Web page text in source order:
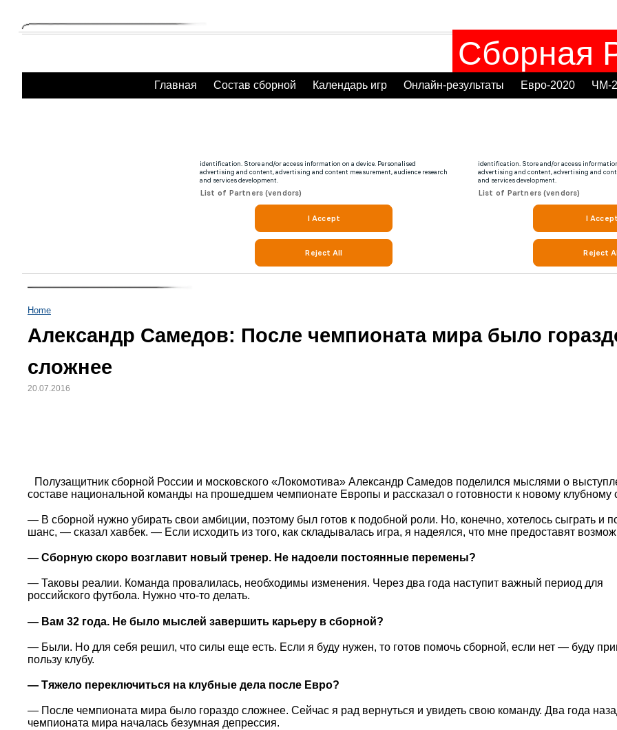
Сборная
Главная Состав сборной Календарь игр Онлайн-результаты Евро-2020 ЧМ-
Home
Александр Самедов: После чемпионата мира было
сложнее
20.07.2016
Полузащитник сборной России и московского «Локомотива» Александр Самедов поделился мыслями о
составе национальной команды на прошедшем чемпионате Европы и рассказал о готовности к новому клубному
— В сборной нужно убирать свои амбиции, поэтому был готов к подобной роли. Но, конечно, хотелось сыграть и
шанс, — сказал хавбек. — Если исходить из того, как складывалась игра, я надеялся, что мне предоставят
— Сборную скоро возглавит новый тренер. Не надоели постоянные перемены?
— Таковы реалии. Команда провалилась, необходимы изменения. Через два года наступит важный период для
российского футбола. Нужно что-то делать.
— Вам 32 года. Не было мыслей завершить карьеру в сборной?
— Были. Но для себя решил, что силы еще есть. Если я буду нужен, то готов помочь сборной, если нет — буду
пользу клубу.
— Тяжело переключиться на клубные дела после Евро?
— После чемпионата мира было гораздо сложнее. Сейчас я рад вернуться и увидеть свою команду. Два года
чемпионата мира началась безумная депрессия.